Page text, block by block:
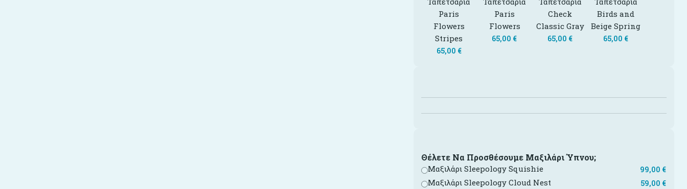
Paris
Flowers
Stripes
65,00 €
Paris
Flowers
65,00 €
Check
Classic Gray
65,00 €
Birds and
Beige Spring
65,00 €
Θέλετε Να Προσθέσουμε Μαξιλάρι Ύπνου;
Μαξιλάρι Sleepology Squishie 99,00 €
Μαξιλάρι Sleepology Cloud Nest 59,00 €